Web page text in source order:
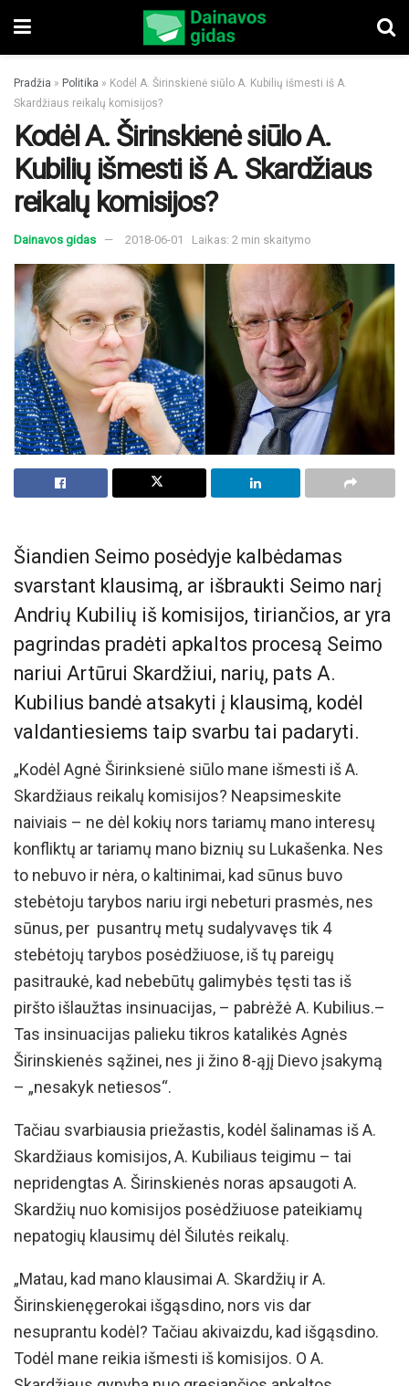
Pradžia » Politika » Kodėl A. Širinskienė siūlo A. Kubilių išmesti iš A.
Skardžiaus reikalų komisijos?
Kodėl A. Širinskienė siūlo A.
Kubilių išmesti iš A. Skardžiaus
reikalų komisijos?
Dainavos gidas 2018-06-01 Laikas: 2 min skaitymo
Šiandien Seimo posėdyje kalbėdamas
svarstant klausimą, ar išbraukti Seimo narį
Andrių Kubilių iš komisijos, tiriančios, ar yra
pagrindas pradėti apkaltos procesą Seimo
nariui Artūrui Skardžiui, narių, pats A.
Kubilius bandė atsakyti į klausimą, kodėl
valdantiesiems taip svarbu tai padaryti.
„Kodėl Agnė Širinksienė siūlo mane išmesti iš A.
Skardžiaus reikalų komisijos? Neapsimeskite
naiviais – ne dėl kokių nors tariamų mano interesų
konfliktų ar tariamų mano biznių su Lukašenka. Nes
to nebuvo ir nėra, o kaltinimai, kad sūnus buvo
stebėtoju tarybos nariu irgi nebeturi prasmės, nes
sūnus, per pusantrų metų sudalyvavęs tik 4
stebėtojų tarybos posėdžiuose, iš tų pareigų
pasitraukė, kad nebebūtų galimybės tęsti tas iš
piršto išlaužtas insinuacijas, – pabrėžė A. Kubilius.–
Tas insinuacijas palieku tikros katalikės Agnės
Širinskienės sąžinei, nes ji žino 8-ąjį Dievo įsakymą
– „nesakyk netiesos“.
Tačiau svarbiausia priežastis, kodėl šalinamas iš A.
Skardžiaus komisijos, A. Kubiliaus teigimu – tai
nepridengtas A. Širinskienės noras apsaugoti A.
Skardžių nuo komisijos posėdžiuose pateikiamų
nepatogių klausimų dėl Šilutės reikalų.
„Matau, kad mano klausimai A. Skardžių ir A.
Širinskienęgerokai išgąsdino, nors vis dar
nesuprantu kodėl? Tačiau akivaizdu, kad išgąsdino.
Todėl mane reikia išmesti iš komisijos. O A.